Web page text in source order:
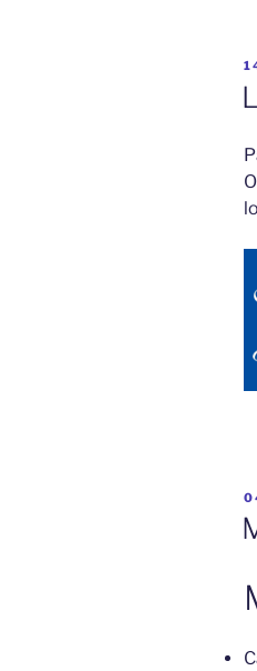
EL